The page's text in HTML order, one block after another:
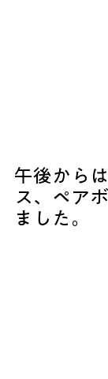
午後から
ス、ペア
ました。